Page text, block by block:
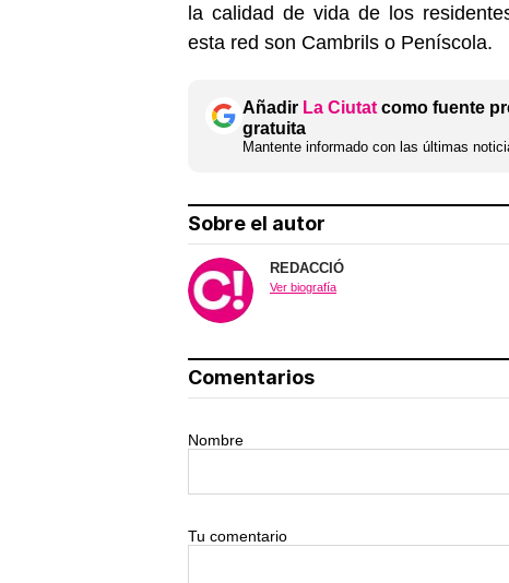
la calidad de vida de los
esta red son Cambrils o Peníscola.
Añadir La Ciutat como fuente
gratuita
Mantente informado con las últimas
Sobre el autor
REDACCIÓ
Ver biografía